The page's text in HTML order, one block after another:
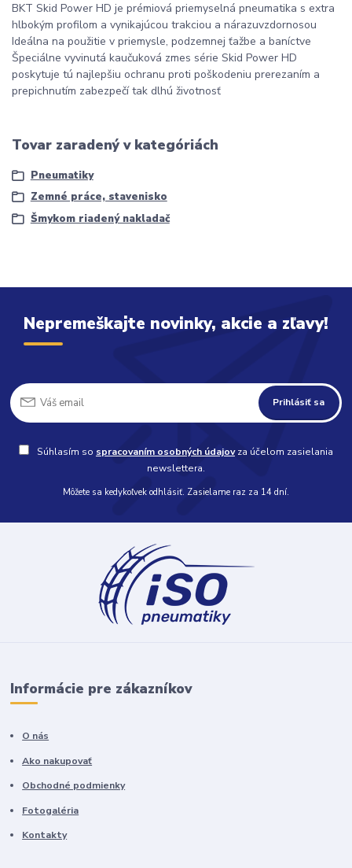
BKT Skid Power HD je prémiová priemyselná pneumatika s extra
hlbokým profilom a vynikajúcou trakciou a nárazuvzdornosou
Ideálna na použitie v priemysle, podzemnej ťažbe a baníctve
Špeciálne vyvinutá kaučuková zmes série Skid Power HD
poskytuje tú najlepšiu ochranu proti poškodeniu prerezaním a
prepichnutím zabezpečí tak dlhú životnosť
Tovar zaradený v kategóriách
Pneumatiky
Zemné práce, stavenisko
Šmykom riadený nakladač
Nepremeškajte novinky, akcie a zľavy!
Prihlásiť sa
Súhlasím so spracovaním osobných údajovza účelom zasielania
newslettera.
Môžete sa kedykoľvek odhlásiť. Zasielame raz za 14 dní.
Informácie pre zákazníkov
O nás
Ako nakupovať
Obchodné podmienky
Fotogaléria
Kontakty